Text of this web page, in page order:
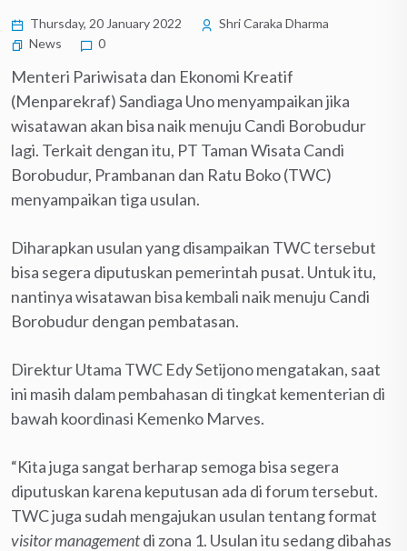
Thursday, 20 January 2022
Shri Caraka Dharma
News
0
Menteri Pariwisata dan Ekonomi Kreatif
(Menparekraf) Sandiaga Uno menyampaikan jika
wisatawan akan bisa naik menuju Candi Borobudur
lagi. Terkait dengan itu, PT Taman Wisata Candi
Borobudur, Prambanan dan Ratu Boko (TWC)
menyampaikan tiga usulan.
Diharapkan usulan yang disampaikan TWC tersebut
bisa segera diputuskan pemerintah pusat. Untuk itu,
nantinya wisatawan bisa kembali naik menuju Candi
Borobudur dengan pembatasan.
Direktur Utama TWC Edy Setijono mengatakan, saat
ini masih dalam pembahasan di tingkat kementerian di
bawah koordinasi Kemenko Marves.
“Kita juga sangat berharap semoga bisa segera
diputuskan karena keputusan ada di forum tersebut.
TWC juga sudah mengajukan usulan tentang format
visitor managementdi zona 1. Usulan itu sedang dibahas